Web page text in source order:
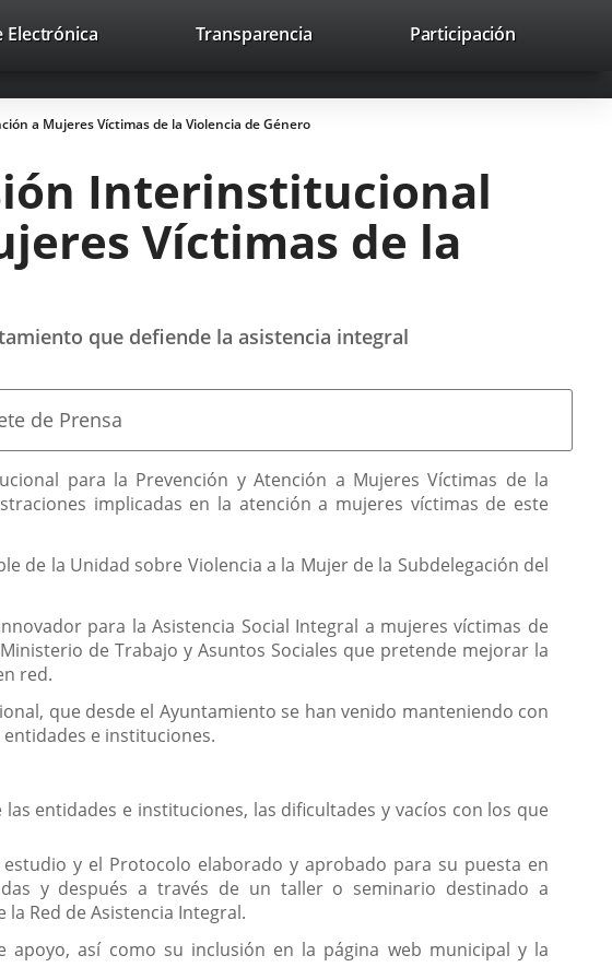
Contacto avaHeaderSocial
Link
external
application.
Link
external
application.
Link
external
application.
Search
ElectrónicaLink
application.
Transparencia Participación
a Mujeres Víctimas de la Violencia de Género
Interinstitucional
Víctimas de la
que defiende la asistencia integral
de Prensa
para la Prevención y Atención a Mujeres Víctimas de la
implicadas en la atención a mujeres víctimas de este
de la Unidad sobre Violencia a la Mujer de la Subdelegación del
para la Asistencia Social Integral a mujeres víctimas de
de Trabajo y Asuntos Sociales que pretende mejorar la
red.
que desde el Ayuntamiento se han venido manteniendo con
e instituciones.
entidades e instituciones, las dificultades y vacíos con los que
y el Protocolo elaborado y aprobado para su puesta en
y después a través de un taller o seminario destinado a
Red de Asistencia Integral.
así como su inclusión en la página web municipal y la